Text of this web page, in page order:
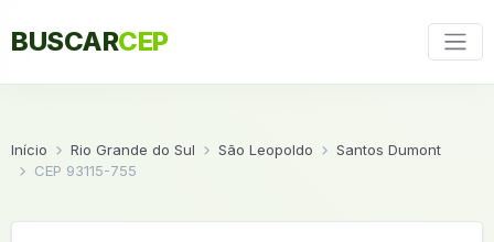
BUSCARCEP
Início Rio Grande do Sul São Leopoldo
Santos Dumont
CEP 93115-755